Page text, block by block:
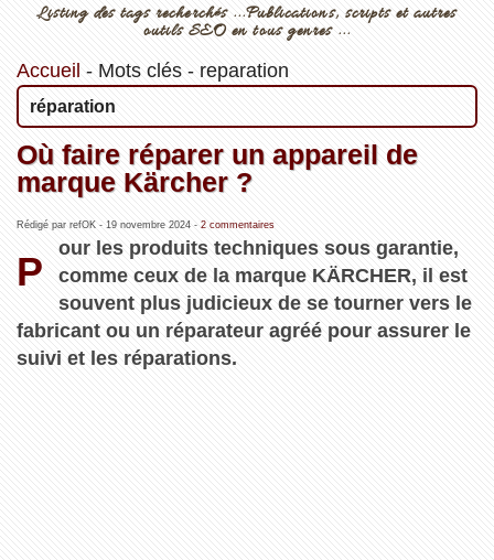
Listing des tags recherchés ...Publications, scripts et autres
outils SEO en tous genres ...
Accueil - Mots clés- reparation
réparation
Où faire réparer un appareil de
marque Kärcher ?
Rédigé par refOK - 19 novembre 2024- 2 commentaires
P
our les produits techniques sous garantie,
comme ceux de la marque KÄRCHER, il est
souvent plus judicieux de se tourner vers le
fabricant ou un réparateur agréé pour assurer le
suivi et les réparations.